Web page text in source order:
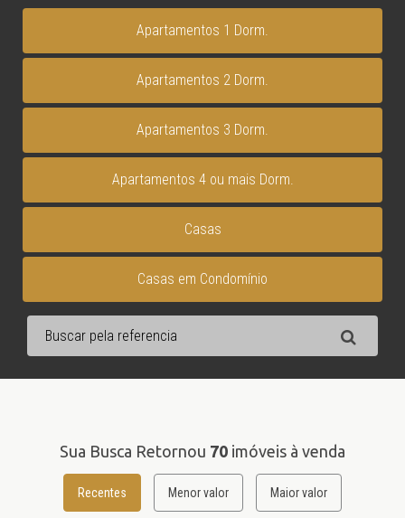
Apartamentos 1 Dorm.
Apartamentos 2 Dorm.
Apartamentos 3 Dorm.
Apartamentos 4 ou mais Dorm.
Casas
Casas em Condomínio
Sua Busca Retornou 70 imóveis à venda
Recentes Menor valor Maior valor